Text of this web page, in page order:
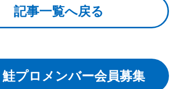
記事一覧へ戻る
鮭プロメンバー会員募集